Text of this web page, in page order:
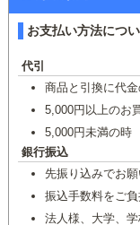
お支払い方法につ
代引
商品と引換に代
5,000円以上のお
5,000円未満の時
銀行振込
先振り込みでお
振込手数料をご
法人様、大学、